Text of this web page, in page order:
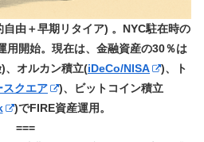
由＋早期リタイア) 。NYC駐在時の
用開始。現在は、金融資産の30％は
、オルカン積立(iDeCo/NISA
)、ト
スクエア
)、ビットコイン積立
)でFIRE資産運用。
===